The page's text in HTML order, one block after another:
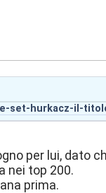
set-hurkacz-il-
per lui, dato
nei top 200.
prima.